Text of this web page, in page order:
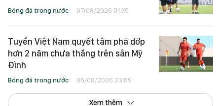
Bóng đá trong nước 07/08/2026 01:39
Tuyển Việt Nam quyết tâm phá dớp
hơn 2 năm chưa thắng trên sân Mỹ
Đình
Bóng đá trong nước 06/08/2026 23:59
Xem thêm